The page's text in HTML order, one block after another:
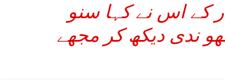
کے اس نے کہا سنو
ندی دیکھ کر مجھے